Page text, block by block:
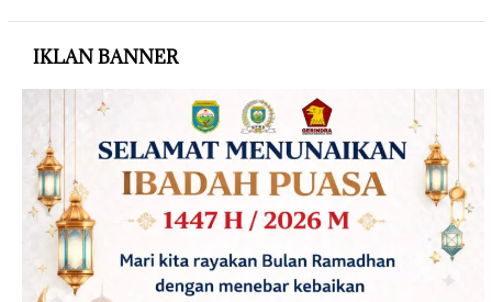
IKLAN BANNER